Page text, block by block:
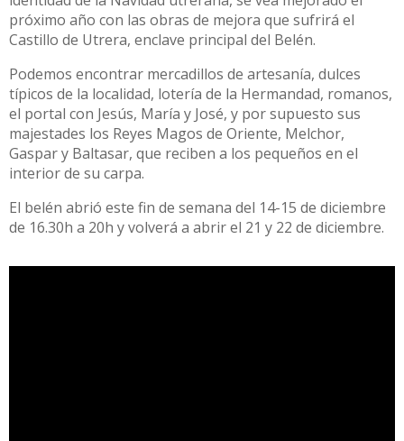
próximo año con las obras de mejora que sufrirá el
Castillo de Utrera, enclave principal del Belén.
Podemos encontrar mercadillos de artesanía, dulces
típicos de la localidad, lotería de la Hermandad, romanos,
el portal con Jesús, María y José, y por supuesto sus
majestades los Reyes Magos de Oriente, Melchor,
Gaspar y Baltasar, que reciben a los pequeños en el
interior de su carpa.
El belén abrió este fin de semana del 14-15 de diciembre
de 16.30h a 20h y volverá a abrir el 21 y 22 de diciembre.